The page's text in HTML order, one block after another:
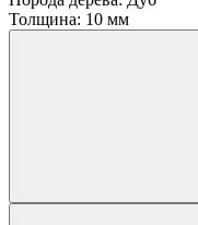
Толщина: 10 мм